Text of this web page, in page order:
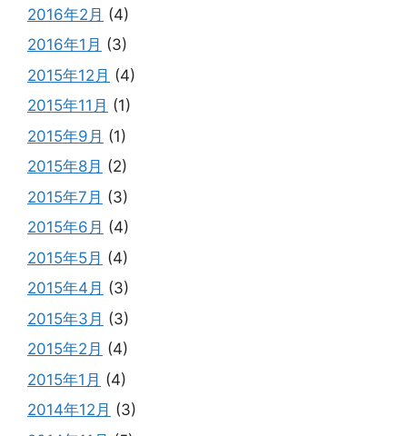
2016年2月 (4)
2016年1月 (3)
2015年12月 (4)
2015年11月 (1)
2015年9月 (1)
2015年8月 (2)
2015年7月 (3)
2015年6月 (4)
2015年5月 (4)
2015年4月 (3)
2015年3月 (3)
2015年2月 (4)
2015年1月 (4)
2014年12月 (3)